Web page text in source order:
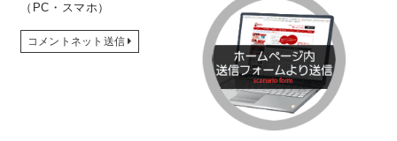
（PC・スマホ）
コメントネット送信